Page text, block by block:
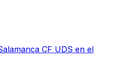
CF UDS en el